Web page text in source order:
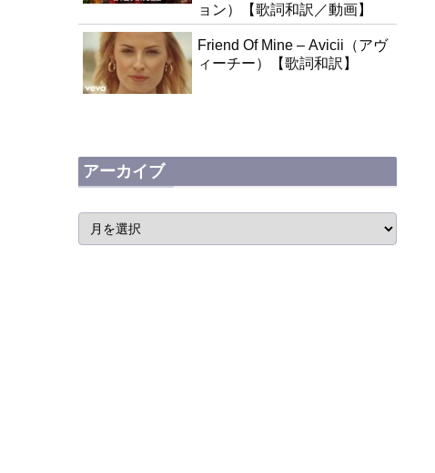
ョン）【歌詞和訳／動画】
Friend Of Mine – Avicii（アヴ
ィーチー）【歌詞和訳】
アーカイブ